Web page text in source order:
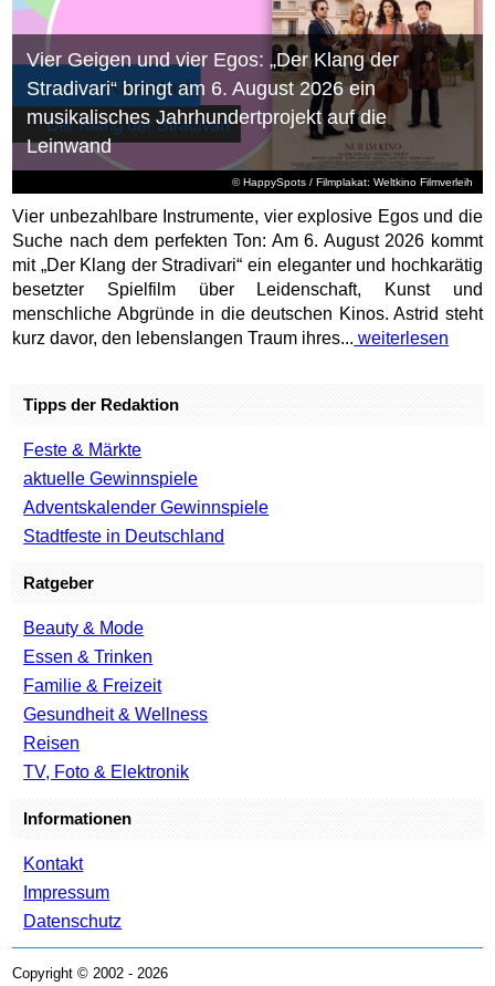
© HappySpots / Filmplakat: Weltkino Filmverleih
Vier Geigen und vier Egos: „Der Klang der
Stradivari“ bringt am 6. August 2026 ein
musikalisches Jahrhundertprojekt auf die
Leinwand
Vier unbezahlbare Instrumente, vier explosive Egos und die
Suche nach dem perfekten Ton: Am 6. August 2026 kommt
mit „Der Klang der Stradivari“ ein eleganter und hochkarätig
besetzter Spielfilm über Leidenschaft, Kunst und
menschliche Abgründe in die deutschen Kinos. Astrid steht
kurz davor, den lebenslangen Traum ihres... weiterlesen
Tipps der Redaktion
Feste & Märkte
aktuelle Gewinnspiele
Adventskalender Gewinnspiele
Stadtfeste in Deutschland
Ratgeber
Beauty & Mode
Essen & Trinken
Familie & Freizeit
Gesundheit & Wellness
Reisen
TV, Foto & Elektronik
Informationen
Kontakt
Impressum
Datenschutz
Copyright © 2002 - 2026